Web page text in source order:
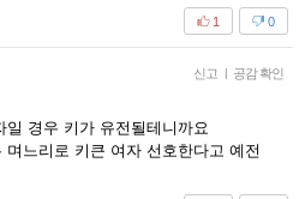
0
1
신고 | 공감 확인
경우 키가 유전될테니까요
느리로 키큰 여자 선호한다고 예전